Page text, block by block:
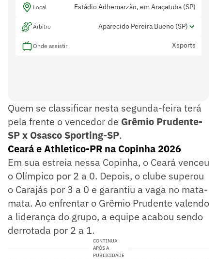
Local Estádio Adhemarzão, em Araçatuba (SP)
Árbitro Aparecido Pereira Bueno (SP)
Eduardo Augusto Borges (SP) e Claudio
Onde assistir Xsports
Quem se classificar nesta segunda-feira terá
pela frente o vencedor de Grêmio Prudente-
SP x Osasco Sporting-SP.
Ceará e Athletico-PR na Copinha 2026
Em sua estreia nessa Copinha, o Ceará venceu
o Olímpico por 2 a 0. Depois, o clube superou
o Carajás por 3 a 0 e garantiu a vaga no mata-
mata. Ao enfrentar o Grêmio Prudente valendo
a liderança do grupo, a equipe acabou sendo
derrotada por 2 a 1.
CONTINUA
APÓS A
PUBLICIDADE